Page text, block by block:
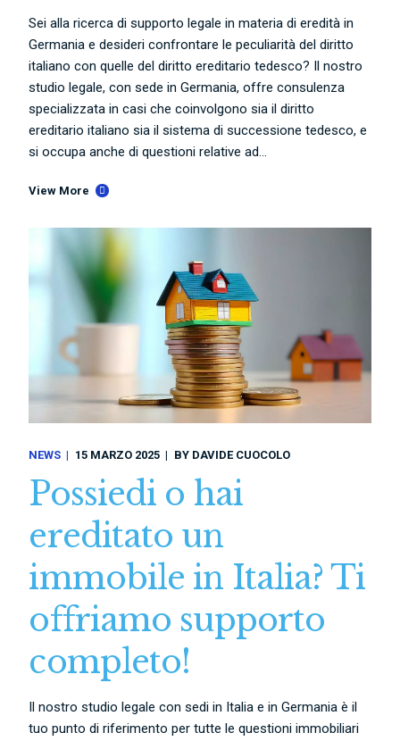
Sei alla ricerca di supporto legale in materia di eredità in
Germania e desideri confrontare le peculiarità del diritto
italiano con quelle del diritto ereditario tedesco? Il nostro
studio legale, con sede in Germania, offre consulenza
specializzata in casi che coinvolgono sia il diritto
ereditario italiano sia il sistema di successione tedesco, e
si occupa anche di questioni relative ad...
View More
NEWS 15 MARZO 2025 BY DAVIDE CUOCOLO
Possiedi o hai
ereditato un
immobile in Italia? Ti
offriamo supporto
completo!
Il nostro studio legale con sedi in Italia e in Germania è il
tuo punto di riferimento per tutte le questioni immobiliari